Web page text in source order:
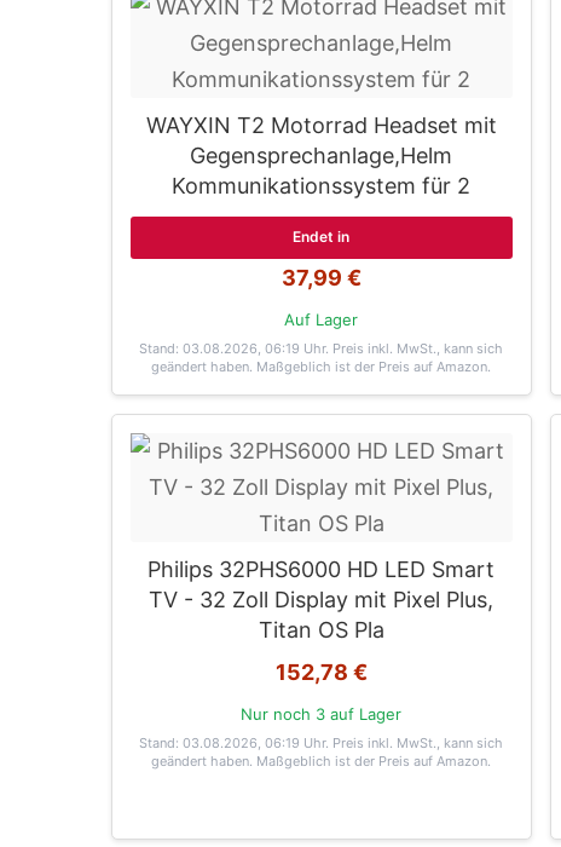
WAYXIN T2 Motorrad Headset mit
Gegensprechanlage,Helm
Kommunikationssystem für 2
Endet in
37,99 €
Auf Lager
Stand: 03.08.2026, 06:19 Uhr. Preis inkl. MwSt., kann sich
geändert haben. Maßgeblich ist der Preis auf Amazon.
Philips 32PHS6000 HD LED Smart
TV - 32 Zoll Display mit Pixel Plus,
Titan OS Pla
152,78 €
Nur noch 3 auf Lager
Stand: 03.08.2026, 06:19 Uhr. Preis inkl. MwSt., kann sich
geändert haben. Maßgeblich ist der Preis auf Amazon.